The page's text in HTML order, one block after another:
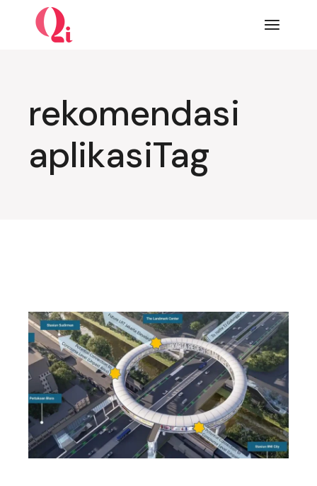
konten
rekomendasi
aplikasiTag